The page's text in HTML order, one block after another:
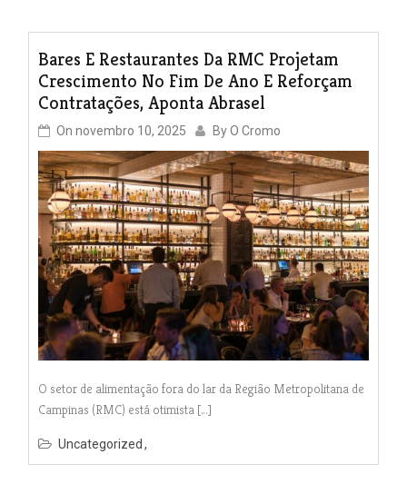
Bares E Restaurantes Da RMC Projetam
Crescimento No Fim De Ano E Reforçam
Contratações, Aponta Abrasel
On novembro 10, 2025 ByO Cromo
O setor de alimentação fora do lar da Região Metropolitana de
Campinas (RMC) está otimista […]
Uncategorized